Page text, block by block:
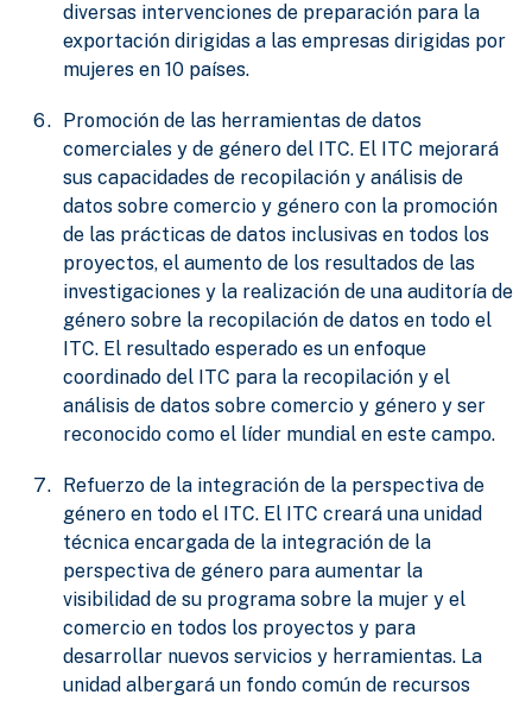
diversas intervenciones de preparación para la
exportación dirigidas a las empresas dirigidas por
mujeres en 10 países.
Promoción de las herramientas de datos
comerciales y de género del ITC. El ITC mejorará
sus capacidades de recopilación y análisis de
datos sobre comercio y género con la promoción
de las prácticas de datos inclusivas en todos los
proyectos, el aumento de los resultados de las
investigaciones y la realización de una auditoría de
género sobre la recopilación de datos en todo el
ITC. El resultado esperado es un enfoque
coordinado del ITC para la recopilación y el
análisis de datos sobre comercio y género y ser
reconocido como el líder mundial en este campo.
Refuerzo de la integración de la perspectiva de
género en todo el ITC. El ITC creará una unidad
técnica encargada de la integración de la
perspectiva de género para aumentar la
visibilidad de su programa sobre la mujer y el
comercio en todos los proyectos y para
desarrollar nuevos servicios y herramientas. La
unidad albergará un fondo común de recursos